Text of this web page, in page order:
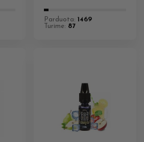
Parduota: 1469
Turime: 87